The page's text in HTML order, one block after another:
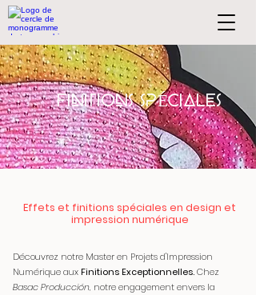
FINITIONS SPÉCIALES
Effets et finitions spéciales en design et
impression numérique
Découvrez notre Master en Projets d'Impression
Numérique auxFinitions Exceptionnelles.Chez
Basac Producción, notre engagement envers la